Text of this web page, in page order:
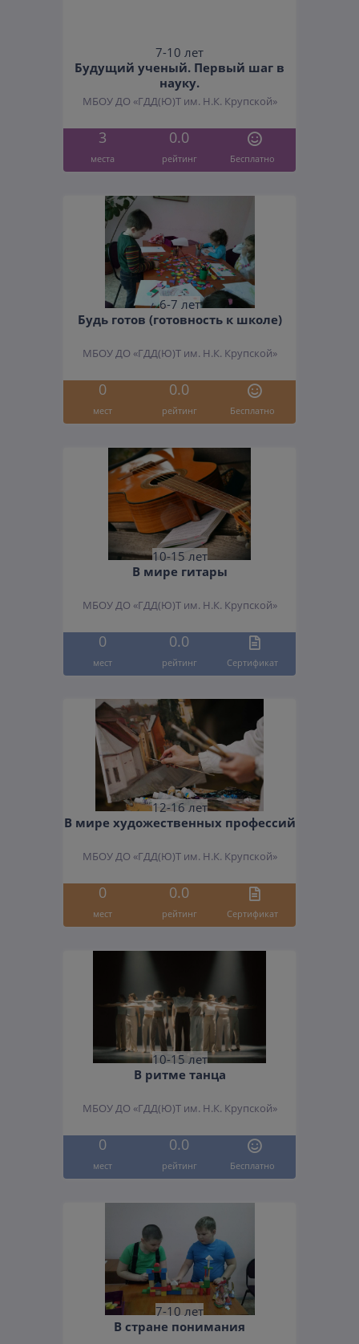
7-10 лет
Будущий ученый. Первый шаг в
науку.
МБОУ ДО «ГДД(Ю)Т им. Н.К. Крупской»
3 0.0
места рейтинг Бесплатно
6-7 лет
Будь готов (готовность к школе)
МБОУ ДО «ГДД(Ю)Т им. Н.К. Крупской»
0 0.0
мест рейтинг Бесплатно
10-15 лет
В мире гитары
МБОУ ДО «ГДД(Ю)Т им. Н.К. Крупской»
0 0.0
мест рейтинг Cертификат
12-16 лет
В мире художественных профессий
МБОУ ДО «ГДД(Ю)Т им. Н.К. Крупской»
0 0.0
мест рейтинг Cертификат
10-15 лет
В ритме танца
МБОУ ДО «ГДД(Ю)Т им. Н.К. Крупской»
0 0.0
мест рейтинг Бесплатно
7-10 лет
В стране понимания